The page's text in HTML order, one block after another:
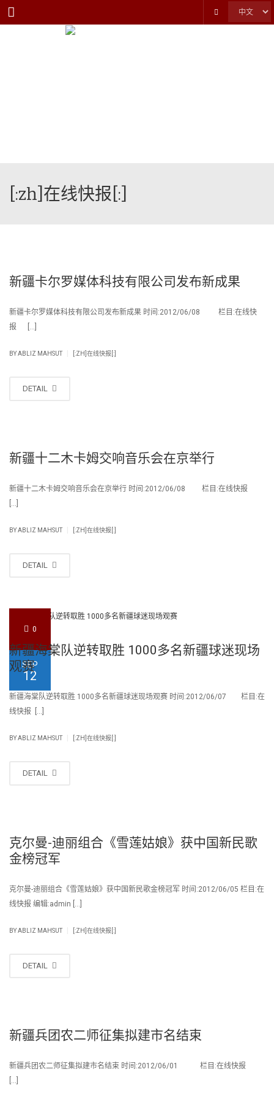
Menu
[:zh]在线快报[:]
新疆卡尔罗媒体科技有限公司发布新成果
新疆卡尔罗媒体科技有限公司发布新成果 时间:2012/06/08 栏目:在线快
报 […]
BYABLIZ MAHSUT [:ZH]在线快报[:]
DETAIL
新疆十二木卡姆交响音乐会在京举行
新疆十二木卡姆交响音乐会在京举行 时间:2012/06/08 栏目:在线快报
[…]
BYABLIZ MAHSUT [:ZH]在线快报[:]
DETAIL
0
SEP
12
新疆海棠队逆转取胜 1000多名新疆球迷现场
观赛
新疆海棠队逆转取胜 1000多名新疆球迷现场观赛 时间:2012/06/07 栏目:在
线快报 […]
BYABLIZ MAHSUT [:ZH]在线快报[:]
DETAIL
克尔曼-迪丽组合《雪莲姑娘》获中国新民歌
金榜冠军
克尔曼-迪丽组合《雪莲姑娘》获中国新民歌金榜冠军 时间:2012/06/05 栏目:在
线快报 编辑:admin […]
BYABLIZ MAHSUT [:ZH]在线快报[:]
DETAIL
新疆兵团农二师征集拟建市名结束
新疆兵团农二师征集拟建市名结束 时间:2012/06/01 栏目:在线快报
[…]